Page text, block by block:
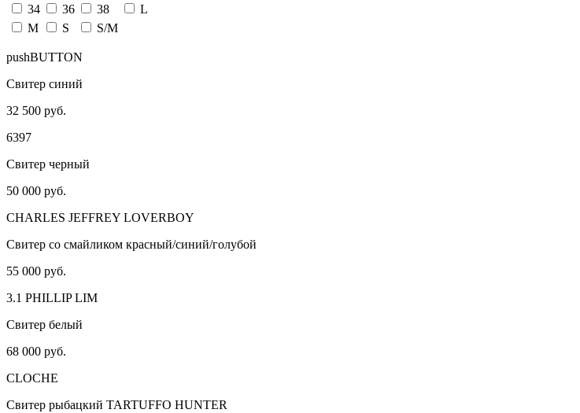
34
36 38
L
M
S S/M
pushBUTTON
Свитер синий
32 500 руб.
6397
Свитер черный
50 000 руб.
CHARLES JEFFREY LOVERBOY
Свитер со смайликом красный/синий/голубой
55 000 руб.
3.1 PHILLIP LIM
Свитер белый
68 000 руб.
CLOCHE
Свитер рыбацкий TARTUFFO HUNTER